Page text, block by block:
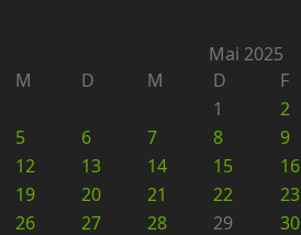
Mai 2025
M
D M D F
1
2
5
6 7 8 9
12
13 14 15 16
19
20 21 22 23
26
27 28 29 30